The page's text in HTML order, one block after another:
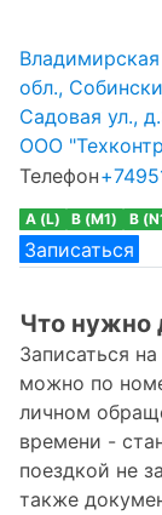
обл.,
Садовая ул.,
ООО
Телефон
A (L) B (M1) B
Записаться
Что нужно
Записаться
можно по
личном
времени -
поездкой не
также